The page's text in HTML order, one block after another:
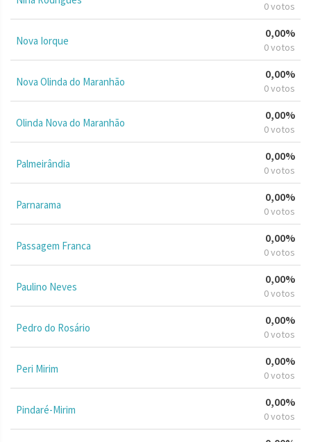
0 votos
Nova Iorque
0,00%
0 votos
Nova Olinda do Maranhão
0,00%
0 votos
Olinda Nova do Maranhão
0,00%
0 votos
Palmeirândia
0,00%
0 votos
Parnarama
0,00%
0 votos
Passagem Franca
0,00%
0 votos
Paulino Neves
0,00%
0 votos
Pedro do Rosário
0,00%
0 votos
Peri Mirim
0,00%
0 votos
Pindaré-Mirim
0,00%
0 votos